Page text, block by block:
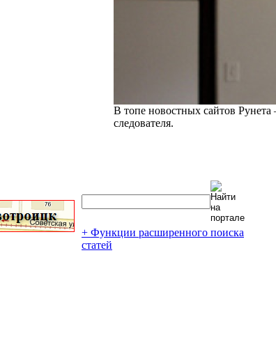
В топе новостных сайтов Рунета
следователя.
+ Функции расширенного поиска
статей